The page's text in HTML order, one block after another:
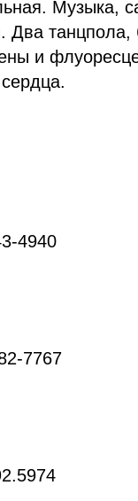
Музыка,
Два
и
4940
7767